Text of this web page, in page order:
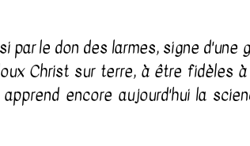
le don des larmes, signe d'une
Christ sur terre, à être fidèles
encore aujourd'hui la